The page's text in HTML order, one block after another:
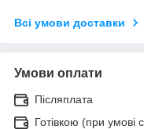
Всі умови доставки
Умови оплати
Післяплата
Готівкою (при умові